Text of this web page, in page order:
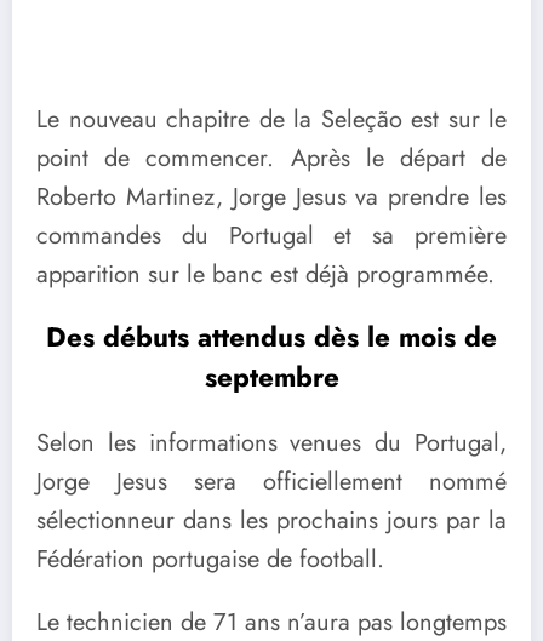
Le nouveau chapitre de la Seleção est sur le
point de commencer. Après le départ de
Roberto Martinez, Jorge Jesus va prendre les
commandes du Portugal et sa première
apparition sur le banc est déjà programmée.
Des débuts attendus dès le mois de
septembre
Selon les informations venues du Portugal,
Jorge Jesus sera officiellement nommé
sélectionneur dans les prochains jours par la
Fédération portugaise de football.
Le technicien de 71 ans n’aura pas longtemps